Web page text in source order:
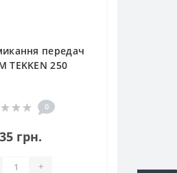
передач
TEKKEN 250
0
грн.
+